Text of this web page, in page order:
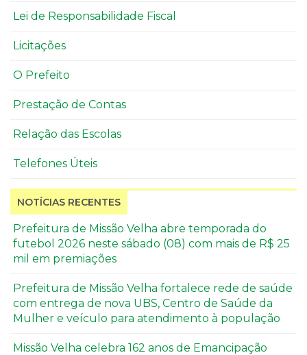
Lei de Responsabilidade Fiscal
Licitações
O Prefeito
Prestação de Contas
Relação das Escolas
Telefones Úteis
NOTÍCIAS RECENTES
Prefeitura de Missão Velha abre temporada do
futebol 2026 neste sábado (08) com mais de R$ 25
mil em premiações
Prefeitura de Missão Velha fortalece rede de saúde
com entrega de nova UBS, Centro de Saúde da
Mulher e veículo para atendimento à população
Missão Velha celebra 162 anos de Emancipação